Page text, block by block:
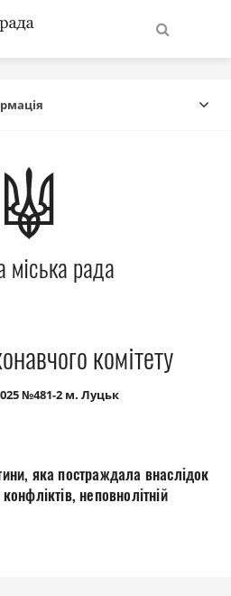
Про місто
влада
рада
інформація
міська рада
комітету
№481-2 м. Луцьк
яка постраждала внаслідок
неповнолітній